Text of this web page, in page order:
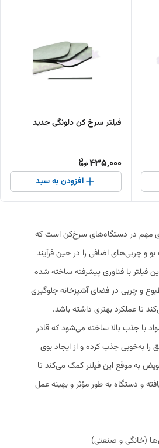
فیلتر سرخ کن دلونگی جدید
435,000
افزودن به سبد
مهم در دستگاه‌های سرخ‌کن است که
و چربی‌های اضافی را در حین فرآیند
فیلتر با فناوری پیشرفته ساخته شده
و چربی در فضای آشپزخانه جلوگیری
تا عملکرد بهتری داشته باشد.
با جذب بالا ساخته می‌شود که قادر
به‌خوبی جذب کرده و از ایجاد بوی
به موقع این فیلتر کمک می‌کند تا
و دستگاه به طور مؤثر و بهینه عمل
(خانگی و صنعتی)